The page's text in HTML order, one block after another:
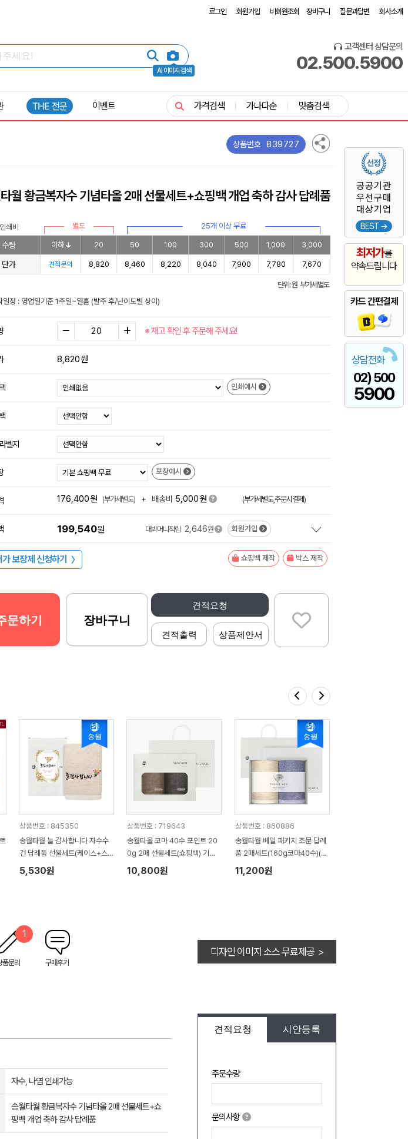
로그인 회원가입 비회원조회 장바구니 질문과답변 회사소개
AI 이미지 검색
고객센터 상담문의
02.500.5900
공공기관
우선구매
대상기업
BEST →
최저가를
약속드립니다
카드 간편결제
상담전화
02) 500
5900
THE 전문 이벤트 가격검색 가나다순 맞춤검색
상품번호 839727
월 황금복자수 기념타올 2매 선물세트+쇼핑백 개업 축하 감사 답례품
인쇄비 별도 25개 이상 무료
수량 이하 20 50 100 300 500 1,000 3,000
단가 견적문의 8,820 8,460 8,220 8,040 7,900 7,780 7,670
단위: 원 부가세별도
일정 : 영업일기준 1주일~열흘 (발주 후/난이도별 상이)
※ 재고 확인 후 주문해 주세요!
8,820원
인쇄예시
벨지
포장예시
176,400원 (부가세별도) + 배송비 5,000원 (부가세별도,주문시결제)
199,540원 대박머니적립 2,646원 회원가입
보장제 신청하기 〉 쇼핑백 제작 박스 제작
견적요청
견적출력 상품제안서
문하기 장바구니
상품번호 : 845350
송월타월 늘 감사합니다 자수수
건 답례품 선물세트(케이스+스
티커 포함)
5,530원
상품번호 : 719643
송월타올 코마 40수 포인트 20
0g 2매 선물세트(쇼핑백) 기념
수건 답례품
10,800원
상품번호 : 860886
송월타월 베일 패키지 조문 답례
품 2매세트(160g코마40수)(쇼
핑백 증정)
11,200원
품문의
1
구매후기
디자인 이미지 소스 무료제공 >
견적요청 시안등록
주문수량
문의사항
자수, 나염 인쇄가능
송월타월 황금복자수 기념타올 2매 선물세트+쇼
핑백 개업 축하 감사 답례품